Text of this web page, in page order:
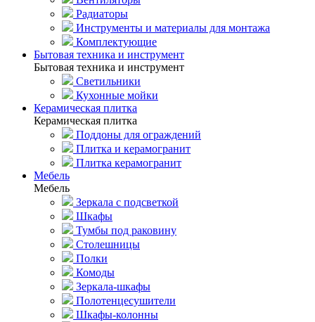
Радиаторы
Инструменты и материалы для монтажа
Комплектующие
Бытовая техника и инструмент
Бытовая техника и инструмент
Светильники
Кухонные мойки
Керамическая плитка
Керамическая плитка
Поддоны для ограждений
Плитка и керамогранит
Плитка керамогранит
Мебель
Мебель
Зеркала с подсветкой
Шкафы
Тумбы под раковину
Столешницы
Полки
Комоды
Зеркала-шкафы
Полотенцесушители
Шкафы-колонны